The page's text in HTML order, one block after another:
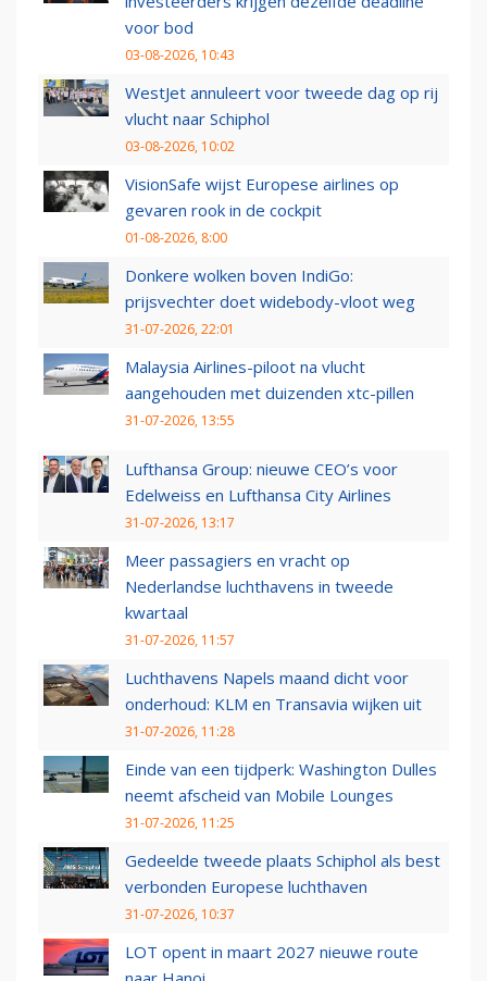
voor bod
03-08-2026, 10:43
WestJet annuleert voor tweede dag op rij
vlucht naar Schiphol
03-08-2026, 10:02
VisionSafe wijst Europese airlines op
gevaren rook in de cockpit
01-08-2026, 8:00
Donkere wolken boven IndiGo:
prijsvechter doet widebody-vloot weg
31-07-2026, 22:01
Malaysia Airlines-piloot na vlucht
aangehouden met duizenden xtc-pillen
31-07-2026, 13:55
Lufthansa Group: nieuwe CEO’s voor
Edelweiss en Lufthansa City Airlines
31-07-2026, 13:17
Meer passagiers en vracht op
Nederlandse luchthavens in tweede
kwartaal
31-07-2026, 11:57
Luchthavens Napels maand dicht voor
onderhoud: KLM en Transavia wijken uit
31-07-2026, 11:28
Einde van een tijdperk: Washington Dulles
neemt afscheid van Mobile Lounges
31-07-2026, 11:25
Gedeelde tweede plaats Schiphol als best
verbonden Europese luchthaven
31-07-2026, 10:37
LOT opent in maart 2027 nieuwe route